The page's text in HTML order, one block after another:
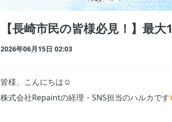
【長崎市民の皆様必見！】最
2026年06月15日 02:03
皆様、こんにちは☺️
株式会社Repaintの経理・SNS担当のハルカで